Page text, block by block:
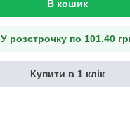
В кошик
У розстрочку по 101.40
Купити в 1 клік